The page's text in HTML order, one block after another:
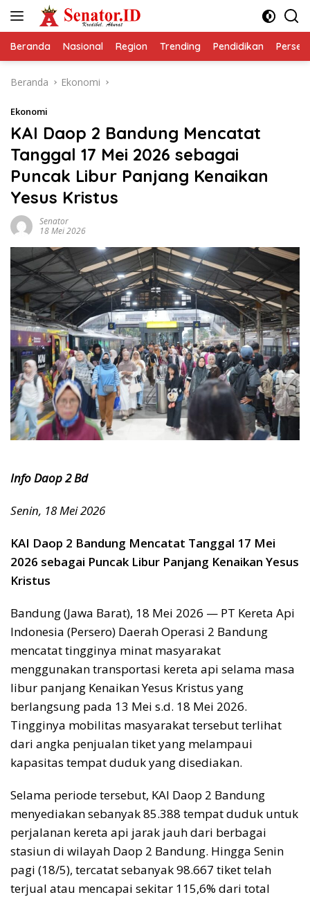
Beranda Nasional Region Trending Pendidikan
Beranda Ekonomi
Ekonomi
KAI Daop 2 Bandung Mencatat
Tanggal 17 Mei 2026 sebagai
Puncak Libur Panjang Kenaikan
Yesus Kristus
Senator
18 Mei 2026
Info Daop 2 Bd
Senin, 18 Mei 2026
KAI Daop 2 Bandung Mencatat Tanggal 17 Mei
2026 sebagai Puncak Libur Panjang Kenaikan Yesus
Kristus
Bandung (Jawa Barat), 18 Mei 2026 — PT Kereta Api
Indonesia (Persero) Daerah Operasi 2 Bandung
mencatat tingginya minat masyarakat
menggunakan transportasi kereta api selama masa
libur panjang Kenaikan Yesus Kristus yang
berlangsung pada 13 Mei s.d. 18 Mei 2026.
Tingginya mobilitas masyarakat tersebut terlihat
dari angka penjualan tiket yang melampaui
kapasitas tempat duduk yang disediakan.
Selama periode tersebut, KAI Daop 2 Bandung
menyediakan sebanyak 85.388 tempat duduk untuk
perjalanan kereta api jarak jauh dari berbagai
stasiun di wilayah Daop 2 Bandung. Hingga Senin
pagi (18/5), tercatat sebanyak 98.667 tiket telah
terjual atau mencapai sekitar 115,6% dari total